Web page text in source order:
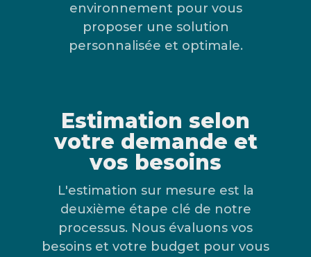
environnement pour vous
proposer une solution
personnalisée et optimale.
Estimation selon
votre demande et
vos besoins
L'estimation sur mesure est la
deuxième étape clé de notre
processus. Nous évaluons vos
besoins et votre budget pour vous